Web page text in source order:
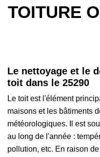
TOITURE
Le nettoyage et le
toit dans le 25290
Le toit est l'élément
maisons et les bâtiments
météorologiques. Il est
au long de l'année :
pollution, etc. En raison